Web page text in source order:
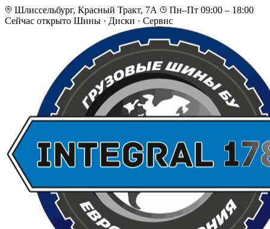
Шлиссельбург, Красный Тракт, 7А
Пн–Пт 09:00 – 18:00
Сейчас открыто Шины · Диски · Сервис